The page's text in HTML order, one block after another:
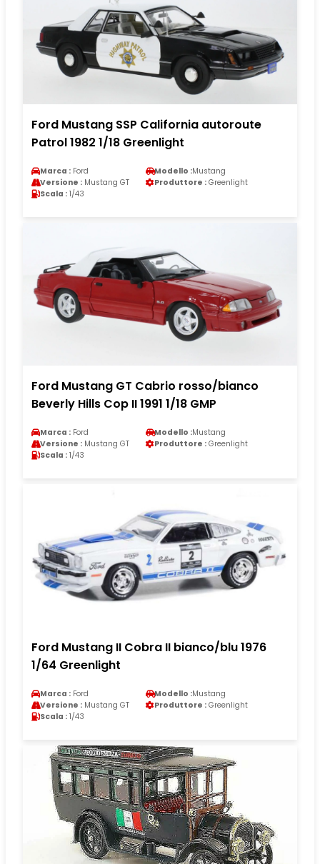
Ford Mustang SSP California autoroute
Patrol 1982 1/18 Greenlight
Marca : Ford Modello :Mustang
Versione : Mustang GT Produttore : Greenlight
Scala : 1/43
Ford Mustang GT Cabrio rosso/bianco
Beverly Hills Cop II 1991 1/18 GMP
Marca : Ford Modello :Mustang
Versione : Mustang GT Produttore : Greenlight
Scala : 1/43
Ford Mustang II Cobra II bianco/blu 1976
1/64 Greenlight
Marca : Ford Modello :Mustang
Versione : Mustang GT Produttore : Greenlight
Scala : 1/43